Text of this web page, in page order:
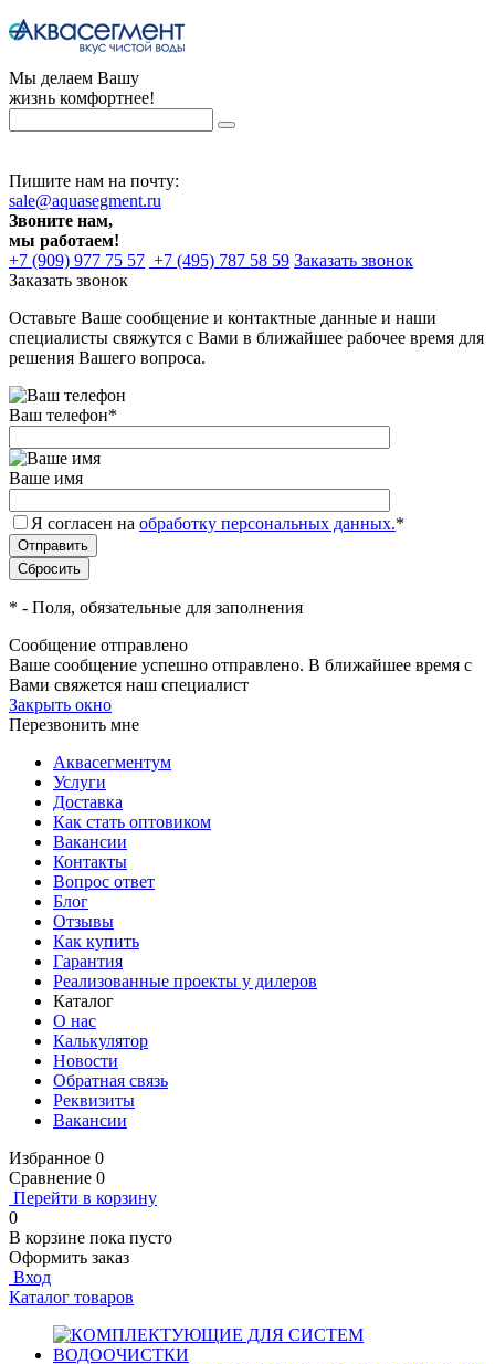
Мы делаем Вашу
жизнь комфортнее!
Пишите нам на почту:
sale@aquasegment.ru
Звоните нам,
мы работаем!
+7 (909) 977 75 57 +7 (495) 787 58 59 Заказать звонок
Заказать звонок
Оставьте Ваше сообщение и контактные данные и наши
специалисты свяжутся с Вами в ближайшее рабочее время для
решения Вашего вопроса.
Ваш телефон*
Ваше имя
Я согласен на обработку персональных данных.*
* - Поля, обязательные для заполнения
Сообщение отправлено
Ваше сообщение успешно отправлено. В ближайшее время с
Вами свяжется наш специалист
Закрыть окно
Перезвонить мне
Аквасегментум
Услуги
Доставка
Как стать оптовиком
Вакансии
Контакты
Вопрос ответ
Блог
Отзывы
Как купить
Гарантия
Реализованные проекты у дилеров
Каталог
О нас
Калькулятор
Новости
Обратная связь
Реквизиты
Вакансии
Избранное 0
Сравнение 0
Перейти в корзину
0
В корзине пока пусто
Оформить заказ
Вход
Каталог товаров